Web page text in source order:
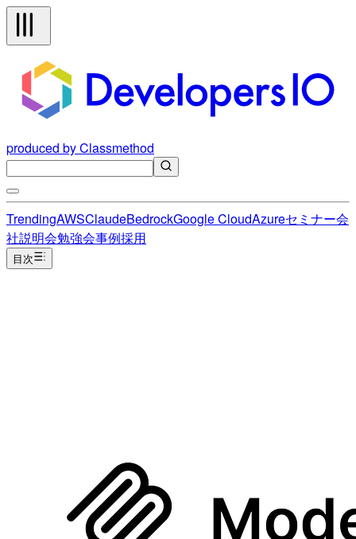
produced by Classmethod
TrendingAWSClaudeBedrockGoogle CloudAzureセミナー会
社説明会勉強会事例採用
目次